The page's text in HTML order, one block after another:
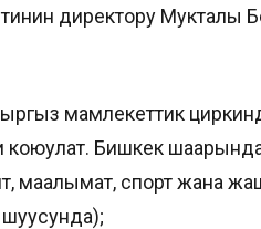
директору Мукталы
мамлекеттик
Бишкек
маалымат, спорт жана